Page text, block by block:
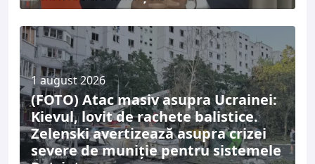
1 august 2026
(FOTO) Atac masiv asupra Ucrainei:
Kievul, lovit de rachete balistice.
Zelenski avertizează asupra crizei
severe de muniție pentru sistemele